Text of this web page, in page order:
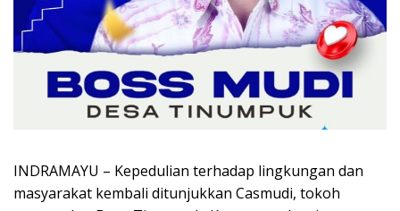
INDRAMAYU – Kepedulian terhadap lingkungan dan
masyarakat kembali ditunjukkan Casmudi, tokoh